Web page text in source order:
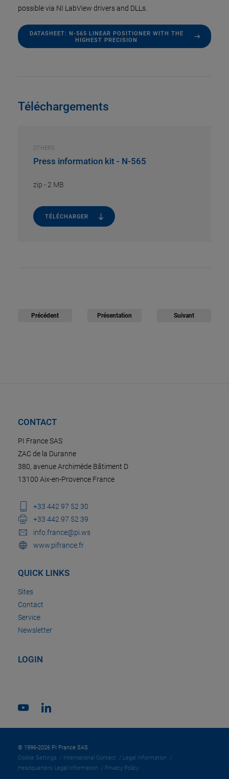
possible via NI LabView drivers and DLLs.
DATASHEET: N-565 LINEAR POSITIONER WITH THE
HIGHEST PRECISION
Téléchargements
OTHERS
Press information kit - N-565
zip - 2 MB
TÉLÉCHARGER
Précédent Présentation Suivant
CONTACT
PI France SAS
ZAC de la Duranne
380, avenue Archimède Bâtiment D
13100 Aix-en-Provence France
+33 442 97 52 30
+33 442 97 52 39
info.france@pi.ws
www.pifrance.fr
QUICK LINKS
Sites
Contact
Service
Newsletter
LOGIN
© 1996-2026 PI France SAS
Cookie Settings
International Contact
Legal Information
Headquarters Legal Information
Privacy Policy